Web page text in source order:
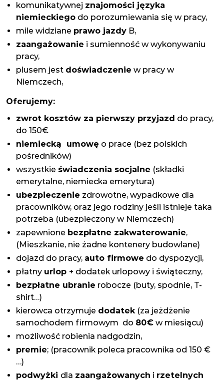
komunikatywnej znajomości języka
niemieckiego do porozumiewania się w pracy,
mile widziane prawo jazdy B,
zaangażowanie i sumienność w wykonywaniu
pracy,
plusem jest doświadczenie w pracy w
Niemczech,
Oferujemy:
zwrot kosztów za pierwszy przyjazd do pracy,
do 150€
niemiecką umowę o prace (bez polskich
pośredników)
wszystkie świadczenia socjalne (składki
emerytalne, niemiecka emerytura)
ubezpieczenie zdrowotne, wypadkowe dla
pracowników, oraz jego rodziny jeśli istnieje taka
potrzeba (ubezpieczony w Niemczech)
zapewnione bezpłatne zakwaterowanie,
(Mieszkanie, nie żadne kontenery budowlane)
dojazd do pracy, auto firmowe do dyspozycji,
płatny urlop + dodatek urlopowy i świąteczny,
bezpłatne ubranie robocze (buty, spodnie, T-
shirt…)
kierowca otrzymuje dodatek(za jeżdżenie
samochodem firmowym do 80€ w miesiącu)
możliwość robienia nadgodzin,
premie; (pracownik poleca pracownika od 150 €
…)
podwyżki dla zaangażowanych i rzetelnych